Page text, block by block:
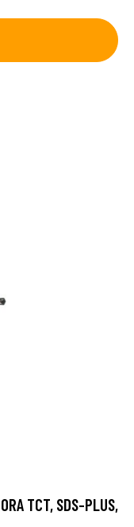
TCT, SDS-PLUS,